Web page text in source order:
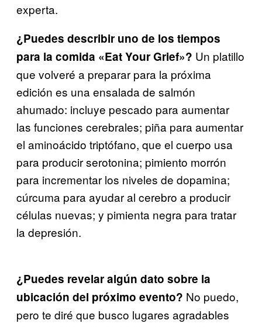
experta.
¿Puedes describir uno de los tiempos
para la comida «Eat Your Grief»? Un platillo
que volveré a preparar para la próxima
edición es una ensalada de salmón
ahumado: incluye pescado para aumentar
las funciones cerebrales; piña para aumentar
el aminoácido triptófano, que el cuerpo usa
para producir serotonina; pimiento morrón
para incrementar los niveles de dopamina;
cúrcuma para ayudar al cerebro a producir
células nuevas; y pimienta negra para tratar
la depresión.
¿Puedes revelar algún dato sobre la
ubicación del próximo evento? No puedo,
pero te diré que busco lugares agradables